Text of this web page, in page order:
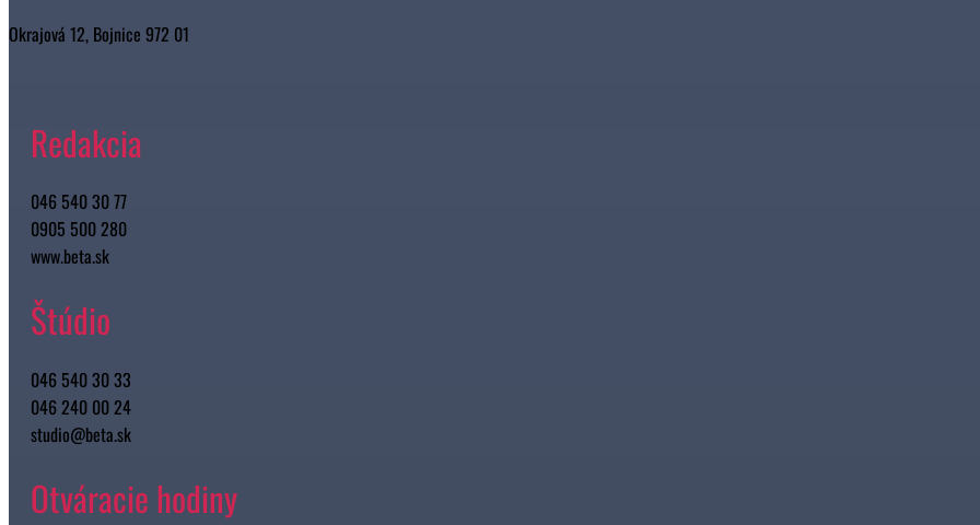
Okrajová 12, Bojnice 972 01
Redakcia
046 540 30 77
0905 500 280
www.beta.sk
Štúdio
046 540 30 33
046 240 00 24
studio@beta.sk
Otváracie hodiny